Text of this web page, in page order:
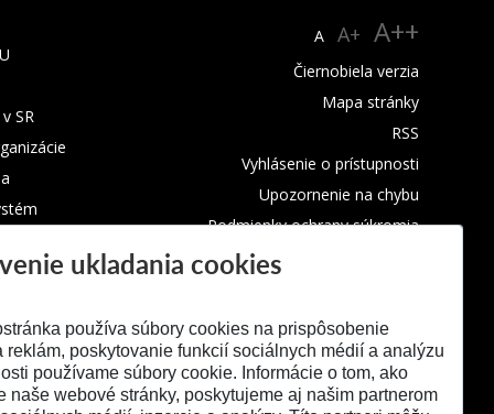
SR
A A+ A++
Čiernobiela verzia
Mapa stránky
RSS
Vyhlásenie o prístupnosti
Upozornenie na chybu
Podmienky ochrany súkromia
ukladania cookies
používa súbory cookies na prispôsobenie
reklám, poskytovanie funkcií sociálnych médií a analýzu
používame súbory cookie. Informácie o tom, ako
naše webové stránky, poskytujeme aj našim partnerom